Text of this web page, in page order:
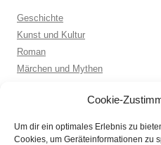
Cookie-
Um dir ein optimales Erlebnis zu
Cookies, um Geräteinformationen zu
Geschichte
Kunst und Kultur
Roman
Märchen und Mythen
Sachbuch allgemein